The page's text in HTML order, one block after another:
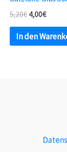
5,20€ 4,00€
In den